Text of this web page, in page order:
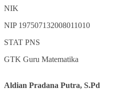
NIK
NIP 197507132008011010
STAT PNS
GTK Guru Matematika
Aldian Pradana Putra, S.Pd